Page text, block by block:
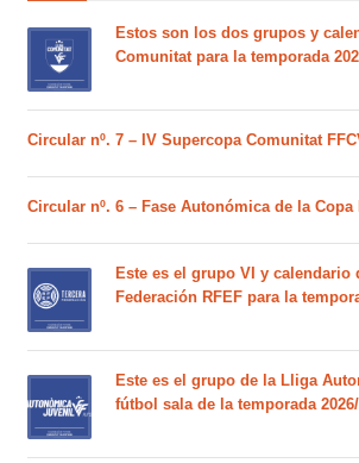
Estos son los dos grupos y
Comunitat para la temporada
Circular nº. 7 – IV Supercopa Comunitat
Circular nº. 6 – Fase Autonómica de la Copa
Este es el grupo VI y calendario
Federación RFEF para la
Este es el grupo de la Lliga
fútbol sala de la temporada 2026/